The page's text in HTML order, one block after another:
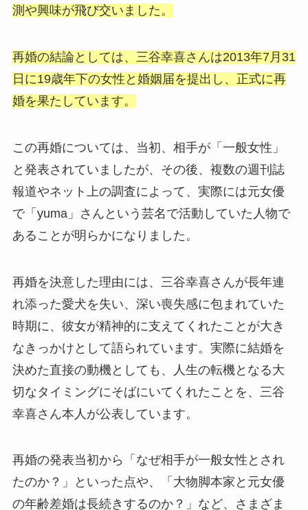
測や興味が飛び交いました。
再婚の結論としては、三谷幸喜さんは2013年7月31
日に19歳年下の女性と婚姻届を提出し、正式に再
婚を果たしています。
この再婚については、当初、相手が「一般女性」
と発表されていましたが、その後、複数の週刊誌
報道やネット上の調査によって、実際には元女優
で「yuma」さんという芸名で活動していた人物で
あることが明らかになりました。
再婚を決意した理由には、三谷幸喜さんが長年連
れ添った愛犬を失い、深い喪失感に包まれていた
時期に、彼女が精神的に支えてくれたことが大き
なきっかけとして語られています。実際に結婚を
決めた直接の動機としても、人生の転機となる大
切なタイミングにそばにいてくれたことを、三谷
幸喜さん本人が公表しています。
再婚の発表当初から「なぜ相手が一般女性とされ
たのか？」といった点や、「大物脚本家と元女優
の年齢差婚は長続きするのか？」など、さまざま